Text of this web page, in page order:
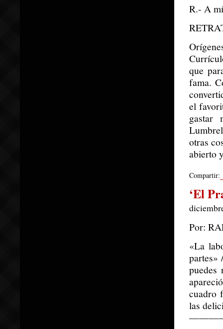
R.- A
que
fama.
el
gastar
otras
abierto
Compartir:
‘El
Por:
«La
partes»
cuadro
las